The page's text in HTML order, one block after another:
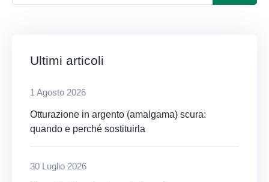
Ultimi articoli
1 Agosto 2026
Otturazione in argento (amalgama) scura:
quando e perché sostituirla
30 Luglio 2026